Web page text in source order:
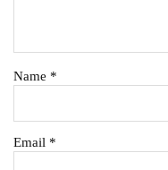
Name *
Email *